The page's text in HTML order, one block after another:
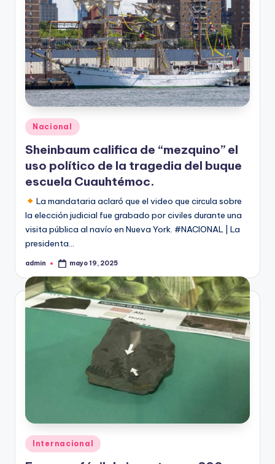
Publicado
en
Nacional
Sheinbaum califica de “mezquino” el
uso político de la tragedia del buque
escuela Cuauhtémoc.
La mandataria aclaró que el video que circula sobre
la elección judicial fue grabado por civiles durante una
visita pública al navío en Nueva York. #NACIONAL | La
presidenta…
Publicado
admin mayo 19, 2025
Publicado
en
Internacional